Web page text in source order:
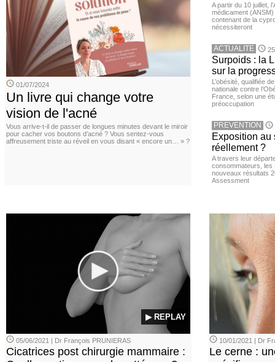
01/07/2024
Un livre qui change votre
vision de l'acné
Vous arrive-t-il de passer de longues minutes devant le miroir
pour cacher vos boutons d’acné ? Vous sentez-vous
affreusement triste au réveil en vous disant « encore un… » ?
A partir du 10 juillet,
médicament
contenant de la
nécessiteront
ACTUALITE
Surpoids : la
sur la
L’obésité, qualifiée
nationale contre
France, selon une
préoccupation
PREVENTION
Exposition au
réellement ?
A travers leur
consommateurs, les
nouveaux résultats
Assessment
▶ REPLAY
05/06/2021 | Dr François PRUNIERAS
Cicatrices post chirurgie mammaire :
10/01/2021 | Dr
Le cerne :